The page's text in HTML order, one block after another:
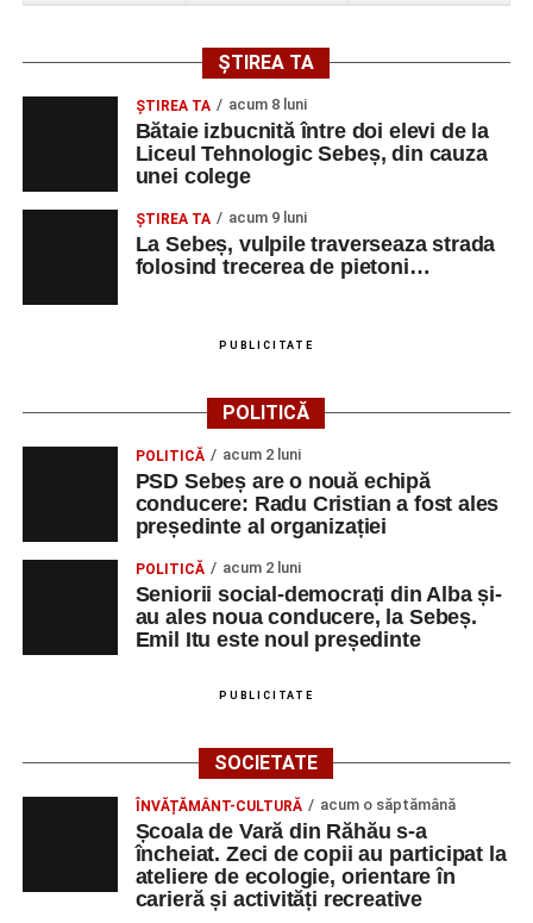
ȘTIREA TA
ŞTIREA TA acum 8 luni
Bătaie izbucnită între doi elevi de la
Liceul Tehnologic Sebeș, din cauza
unei colege
ŞTIREA TA acum 9 luni
La Sebeș, vulpile traverseaza strada
folosind trecerea de pietoni…
PUBLICITATE
POLITICĂ
POLITICĂ acum 2 luni
PSD Sebeș are o nouă echipă
conducere: Radu Cristian a fost ales
președinte al organizației
POLITICĂ acum 2 luni
Seniorii social-democrați din Alba și-
au ales noua conducere, la Sebeș.
Emil Itu este noul președinte
PUBLICITATE
SOCIETATE
ÎNVĂȚĂMÂNT-CULTURĂ acum o săptămână
Școala de Vară din Răhău s-a
încheiat. Zeci de copii au participat la
ateliere de ecologie, orientare în
carieră și activități recreative